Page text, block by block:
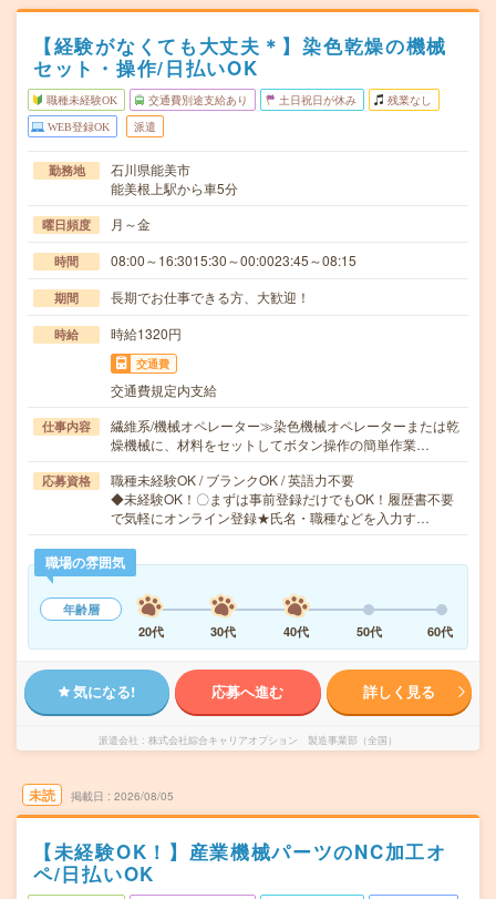
【経験がなくても大丈夫＊】染色乾燥の機械
セット・操作/日払いOK
職種未経験OK 交通費別途支給あり 土日祝日が休み 残業なし
WEB登録OK 派遣
勤務地
石川県能美市
能美根上駅から車5分
曜日頻度 月～金
時間 08:00～16:3015:30～00:0023:45～08:15
期間 長期でお仕事できる方、大歓迎！
時給 時給1320円
交通費
交通費規定内支給
仕事内容
繊維系/機械オペレーター≫染色機械オペレーターまたは乾
燥機械に、材料をセットしてボタン操作の簡単作業…
応募資格
職種未経験OK / ブランクOK / 英語力不要
◆未経験OK！〇まずは事前登録だけでもOK！履歴書不要
で気軽にオンライン登録★氏名・職種などを入力す…
職場の雰囲気
年齢層
20代
30代 40代 50代 60代
気になる! 応募へ進む 詳しく見る
派遣会社 株式会社綜合キャリアオプション 製造事業部（全国）
未読 掲載日 2026/08/05
【未経験OK！】産業機械パーツのNC加工オ
ペ/日払いOK